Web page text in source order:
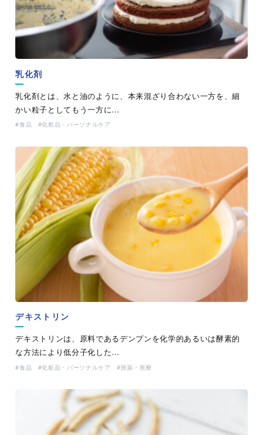
乳化剤
乳化剤とは、水と油のように、本来混ざり合わない一方を、細
かい粒子としてもう一方に…
食品 化粧品・パーソナルケア
デキストリン
デキストリンは、原料であるデンプンを化学的あるいは酵素的
な方法により低分子化した…
食品 化粧品・パーソナルケア 医薬・医療